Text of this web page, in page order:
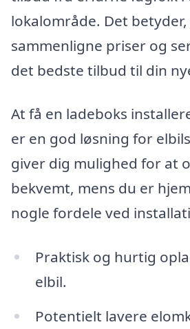
lokalområde. Det
sammenligne priser og
det bedste tilbud til din
At få en ladeboks
er en god løsning for
giver dig mulighed for at
bekvemt, mens du er
nogle fordele ved
Praktisk og hurtig
elbil.
Potentielt lavere